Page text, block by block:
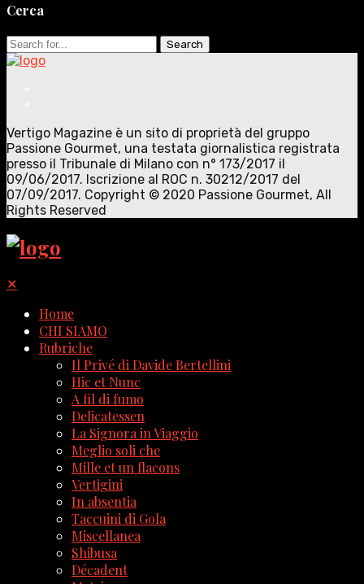
Cerca
Search
for:
Vertigo Magazine è un sito di proprietà del gruppo
Passione Gourmet, una testata giornalistica registrata
presso il Tribunale di Milano con n° 173/2017 il
09/06/2017. Iscrizione al ROC n. 30212/2017 del
07/09/2017. Copyright © 2020 Passione Gourmet, All
Rights Reserved
✕
Home
CHI SIAMO
Rubriche
Il Privé di Davide Bertellini
Hic et Nunc
A fil di fumo
Delicatessen
La Signora in Viaggio
Meglio soli che
Mille et un flacons
Vertigini
In absentia
Taccuini di Gola
Miscellanea
Shibusa
Décadent